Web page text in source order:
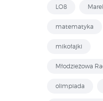
LO8
matematyka
mikołajki
Młodzieżowa
olimpiada